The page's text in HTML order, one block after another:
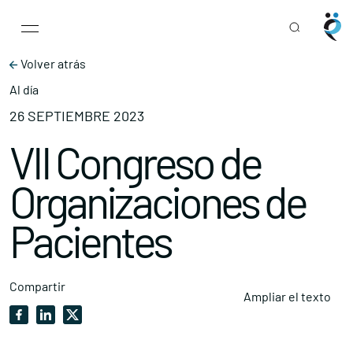
Main Navigation
Volver atrás
Al día
26 SEPTIEMBRE 2023
VII Congreso de
Organizaciones de
Pacientes
Compartir
Ampliar el texto